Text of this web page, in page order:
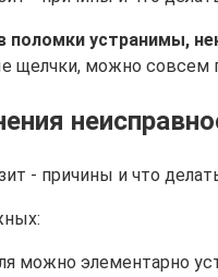
поломки устранимы,
щелчки, можно совсем
можно элементарно